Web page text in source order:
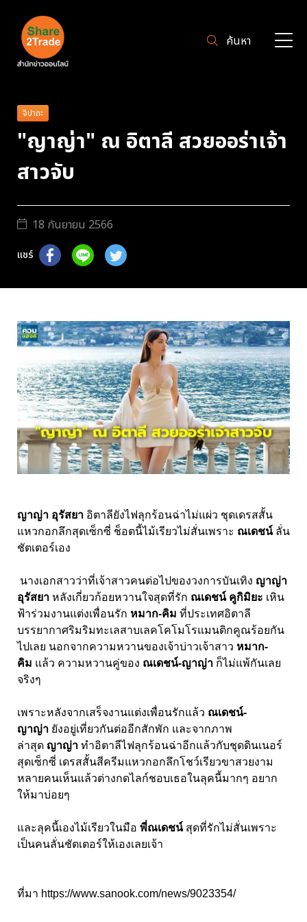
ค้นหา
จิปาถะ
"ญาญ่า" ณ อิตาลี สวยออร่าเจ้า
สาวจับ
18 กันยายน 2566
แชร์
ญาญ่า อุรัสยา อิตาลียังไฟลุกร้อนฉ่าไม่แผ่ว ชุดเดรสสั้น
แหวกอกลึกสุดเซ็กซี่ ช็อตนี้ไม้เรียวไม่สั่นเพราะ ณเดชน์ ลั่น
ชัตเตอร์เอง
นางเอกสาวว่าที่เจ้าสาวคนต่อไปของวงการบันเทิง ญาญ่า
อุรัสยา หลังเกี่ยวก้อยหวานใจสุดที่รัก ณเดชน์ คูกิมิยะ เหิน
ฟ้าร่วมงานแต่งเพื่อนรัก หมาก-คิม ที่ประเทศอิตาลี
บรรยากาศริมริมทะเลสาบเลคโคโมโรแมนติกคูณร้อยกัน
ไปเลย นอกจากความหวานของเจ้าบ่าวเจ้าสาว หมาก-
คิม แล้ว ความหวานคู่ของ ณเดชน์-ญาญ่า ก็ไม่แพ้กันเลย
จริงๆ
เพราะหลังจากเสร็จงานแต่งเพื่อนรักแล้ว ณเดชน์-
ญาญ่า ยังอยู่เที่ยวกันต่ออีกสักพัก และจากภาพ
ล่าสุด ญาญ่า ทำอิตาลีไฟลุกร้อนฉ่าอีกแล้วกับชุดดินเนอร์
สุดเซ็กซี่ เดรสสั้นสีครีมแหวกอกลึกโชว์เรียวขาสวยงาม
หลายคนเห็นแล้วต่างกดไลก์ชอบเธอในลุคนี้มากๆ อยาก
ให้มาบ่อยๆ
และลุคนี้เองไม้เรียวในมือ พี่ณเดชน์ สุดที่รักไม่สั่นเพราะ
เป็นคนลั่นชัตเตอร์ให้เองเลยเจ้า
ที่มา https://www.sanook.com/news/9023354/